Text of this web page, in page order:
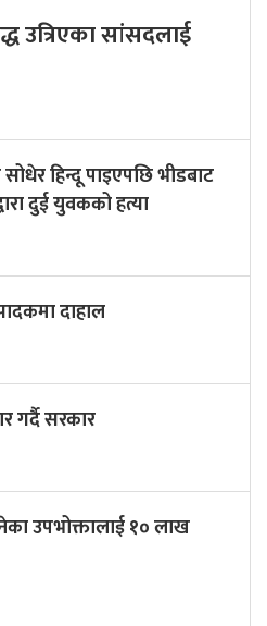
उत्रिएका सांसदलाई
हिन्दू पाइएपछि भीडबाट
दुई युवकको हत्या
दाहाल
गर्दै सरकार
उपभोक्तालाई १० लाख